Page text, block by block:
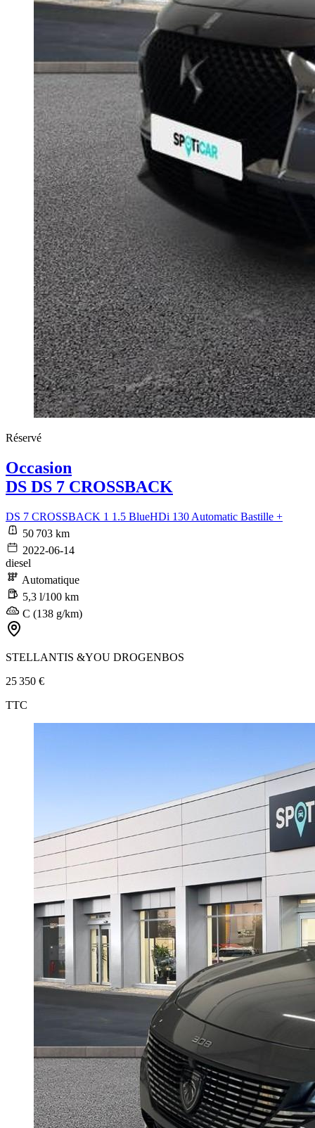
Réservé
Occasion
DS DS 7 CROSSBACK
DS 7 CROSSBACK 1 1.5 BlueHDi 130 Automatic Bastille +
50 703 km
2022-06-14
diesel
Automatique
5,3 l/100 km
C (138 g/km)
STELLANTIS &YOU DROGENBOS
25 350 €
TTC